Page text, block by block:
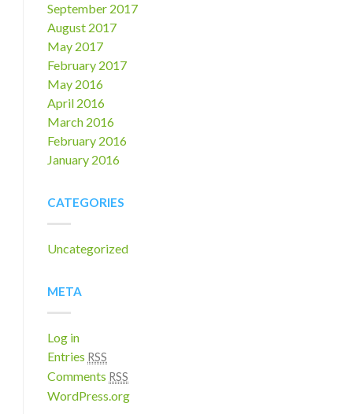
September 2017
August 2017
May 2017
February 2017
May 2016
April 2016
March 2016
February 2016
January 2016
CATEGORIES
Uncategorized
META
Log in
Entries RSS
Comments RSS
WordPress.org